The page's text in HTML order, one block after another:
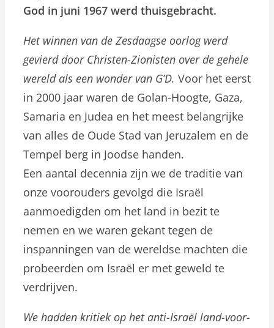
God in juni 1967 werd thuisgebracht.
Het winnen van de Zesdaagse oorlog werd
gevierd door Christen-Zionisten over de gehele
wereld als een wonder van G’D. Voor het eerst
in 2000 jaar waren de Golan-Hoogte, Gaza,
Samaria en Judea en het meest belangrijke
van alles de Oude Stad van Jeruzalem en de
Tempel berg in Joodse handen.
Een aantal decennia zijn we de traditie van
onze voorouders gevolgd die Israël
aanmoedigden om het land in bezit te
nemen en we waren gekant tegen de
inspanningen van de wereldse machten die
probeerden om Israël er met geweld te
verdrijven.
We hadden kritiek op het anti-Israël land-voor-